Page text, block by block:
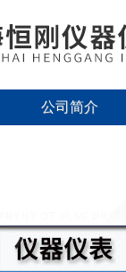
公司简介